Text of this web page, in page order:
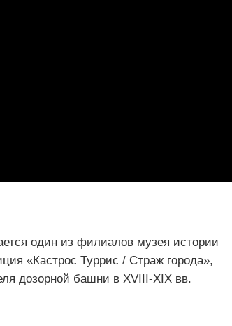
один из филиалов музея истории
«Кастрос Туррис / Страж города»,
дозорной башни в XVIII-XIX вв.